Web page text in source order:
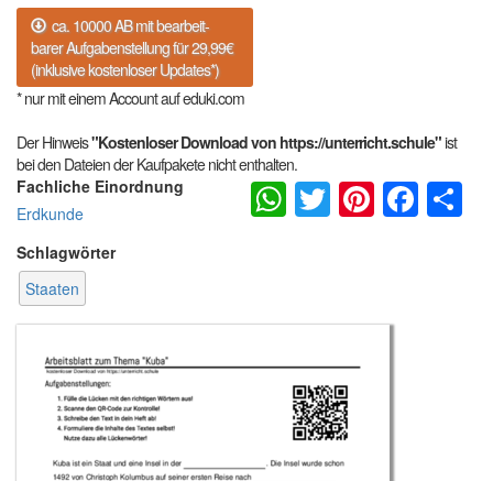
ca. 10000 AB mit bearbeit-
barer Aufgabenstellung für 29,99€
(inklusive kostenloser Updates*)
* nur mit einem Account auf eduki.com
Der Hinweis"Kostenloser Download von https://unterricht.schule"ist
bei den Dateien der Kaufpakete nicht enthalten.
Fachliche Einordnung
Erdkunde
Schlagwörter
Staaten
WhatsApp
Twitter